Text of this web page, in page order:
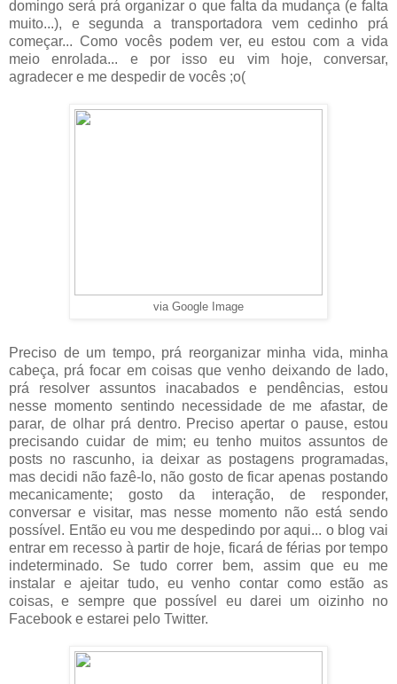
domingo será prá organizar o que falta da mudança (e falta
muito...), e segunda a transportadora vem cedinho prá
começar... Como vocês podem ver, eu estou com a vida
meio enrolada... e por isso eu vim hoje, conversar,
agradecer e me despedir de vocês ;o(
via Google Image
Preciso de um tempo, prá reorganizar minha vida, minha
cabeça, prá focar em coisas que venho deixando de lado,
prá resolver assuntos inacabados e pendências, estou
nesse momento sentindo necessidade de me afastar, de
parar, de olhar prá dentro. Preciso apertar o pause, estou
precisando cuidar de mim; eu tenho muitos assuntos de
posts no rascunho, ia deixar as postagens programadas,
mas decidi não fazê-lo, não gosto de ficar apenas postando
mecanicamente; gosto da interação, de responder,
conversar e visitar, mas nesse momento não está sendo
possível. Então eu vou me despedindo por aqui... o blog vai
entrar em recesso à partir de hoje, ficará de férias por tempo
indeterminado. Se tudo correr bem, assim que eu me
instalar e ajeitar tudo, eu venho contar como estão as
coisas, e sempre que possível eu darei um oizinho no
Facebook e estarei pelo Twitter.